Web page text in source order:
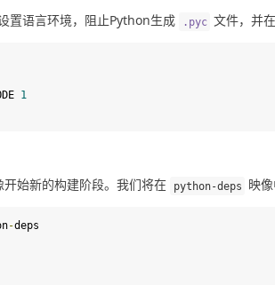
置语言环境，阻止Python生成 . pyc 文件，并
1
开始新的构建阶段。我们将在 python-deps 映
-deps